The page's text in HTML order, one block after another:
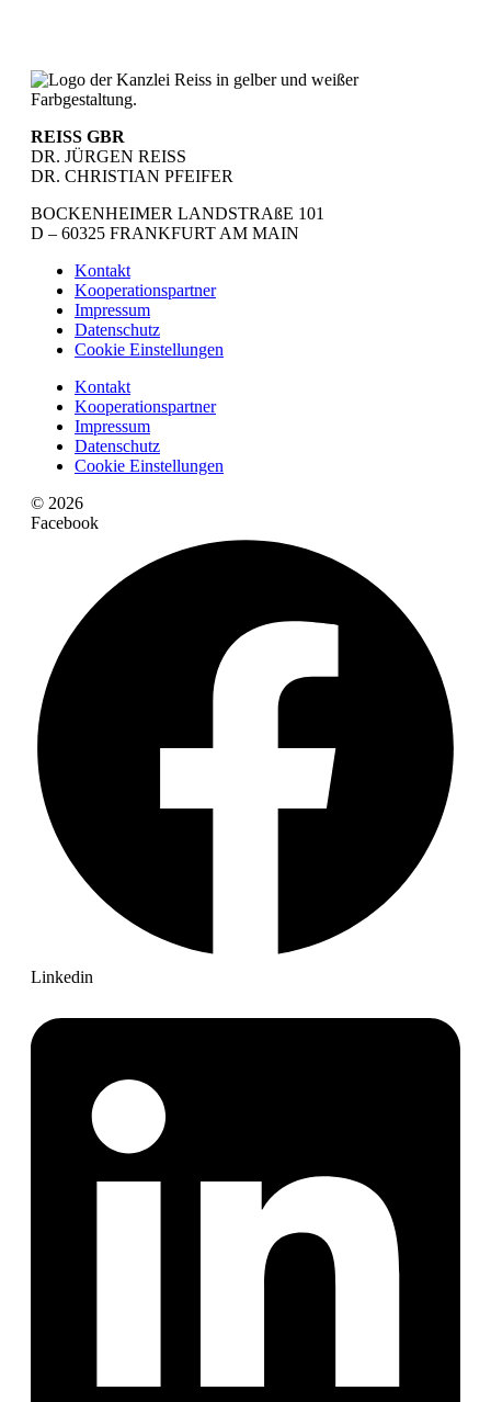
REISS GBR
DR. JÜRGEN REISS
DR. CHRISTIAN PFEIFER
BOCKENHEIMER LANDSTRAßE 101
D – 60325 FRANKFURT AM MAIN
Kontakt
Kooperationspartner
Impressum
Datenschutz
Cookie Einstellungen
Kontakt
Kooperationspartner
Impressum
Datenschutz
Cookie Einstellungen
© 2026
Facebook
Linkedin